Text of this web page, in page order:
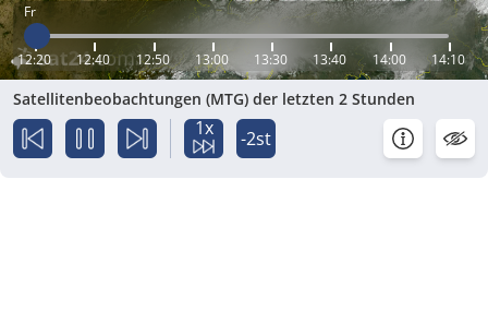
Fr
12:20 12:40 12:50 13:00 13:30 13:40 14:00 14:10
Satellitenbeobachtungen (MTG) der letzten 2 Stunden
1x -2st